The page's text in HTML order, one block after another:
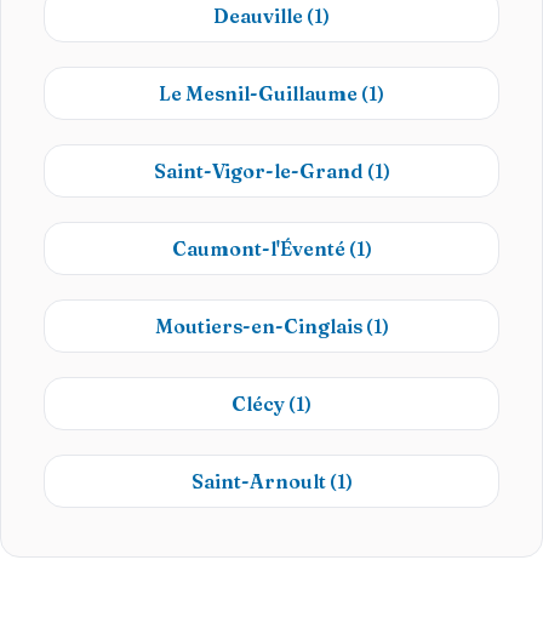
Deauville (1)
Le Mesnil-Guillaume (1)
Saint-Vigor-le-Grand (1)
Caumont-l'Éventé (1)
Moutiers-en-Cinglais (1)
Clécy (1)
Saint-Arnoult (1)